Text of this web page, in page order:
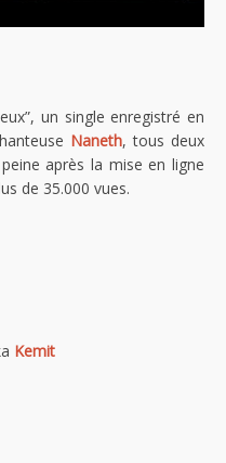
un single enregistré en
Naneth, tous deux
après la mise en ligne
de 35.000 vues.
Kemit